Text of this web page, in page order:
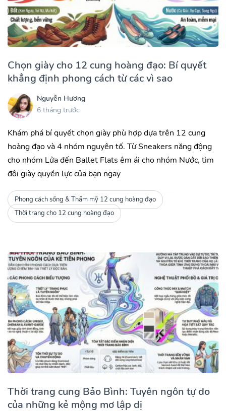
Chọn giày cho 12 cung hoàng đạo: Bí quyết
khẳng định phong cách từ các vì sao
Nguyễn Hương
6 tháng trước
Khám phá bí quyết chọn giày phù hợp dựa trên 12 cung
hoàng đạo và 4 nhóm nguyên tố. Từ Sneakers năng động
cho nhóm Lửa đến Ballet Flats êm ái cho nhóm Nước, tìm
đôi giày quyền lực của bạn ngay
Phong cách sống & Thẩm mỹ 12 cung hoàng đạo
Thời trang cho 12 cung hoàng đạo
Thời trang cung Bảo Bình: Tuyên ngôn tự do
của những kẻ mộng mơ lập dị